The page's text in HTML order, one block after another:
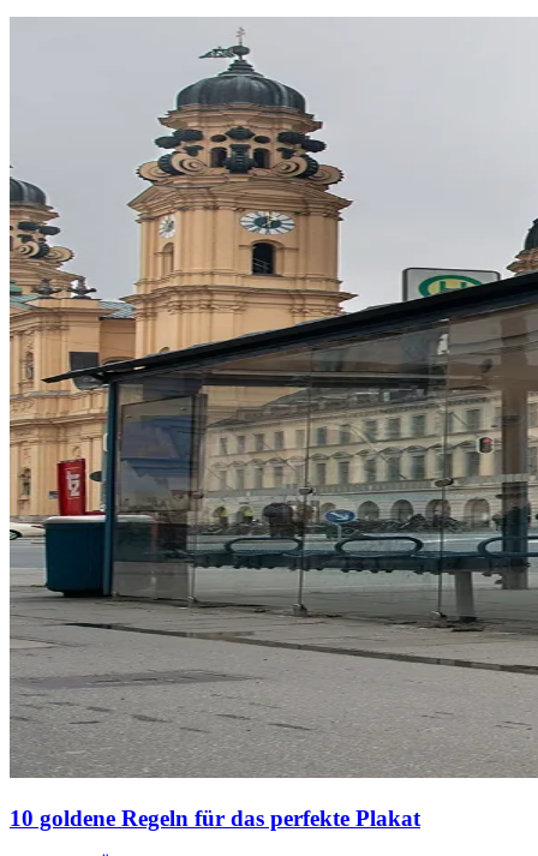
10 goldene Regeln für das perfekte Plakat